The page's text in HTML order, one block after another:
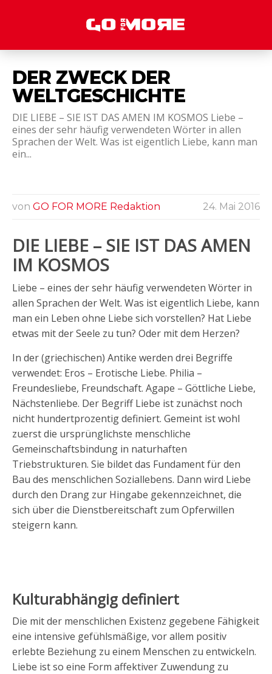
DER ZWECK DER
WELTGESCHICHTE
DIE LIEBE – SIE IST DAS AMEN IM KOSMOS Liebe –
eines der sehr häufig verwendeten Wörter in allen
Sprachen der Welt. Was ist eigentlich Liebe, kann man
ein...
von GO FOR MORE Redaktion 24. Mai 2016
DIE LIEBE – SIE IST DAS AMEN
IM KOSMOS
Liebe – eines der sehr häufig verwendeten Wörter in
allen Sprachen der Welt. Was ist eigentlich Liebe, kann
man ein Leben ohne Liebe sich vorstellen? Hat Liebe
etwas mit der Seele zu tun? Oder mit dem Herzen?
In der (griechischen) Antike werden drei Begriffe
verwendet: Eros – Erotische Liebe. Philia –
Freundesliebe, Freundschaft. Agape – Göttliche Liebe,
Nächstenliebe. Der Begriff Liebe ist zunächst noch
nicht hundertprozentig definiert. Gemeint ist wohl
zuerst die ursprünglichste menschliche
Gemeinschaftsbindung in naturhaften
Triebstrukturen. Sie bildet das Fundament für den
Bau des menschlichen Soziallebens. Dann wird Liebe
durch den Drang zur Hingabe gekennzeichnet, die
sich über die Dienstbereitschaft zum Opferwillen
steigern kann.
Kulturabhängig definiert
Die mit der menschlichen Existenz gegebene Fähigkeit
eine intensive gefühlsmäßige, vor allem positiv
erlebte Beziehung zu einem Menschen zu entwickeln.
Liebe ist so eine Form affektiver Zuwendung zu